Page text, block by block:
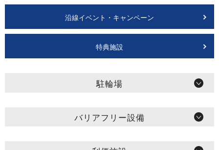
沿線イベント・キャンペーン
特典施設
駐輪場
バリアフリー設備